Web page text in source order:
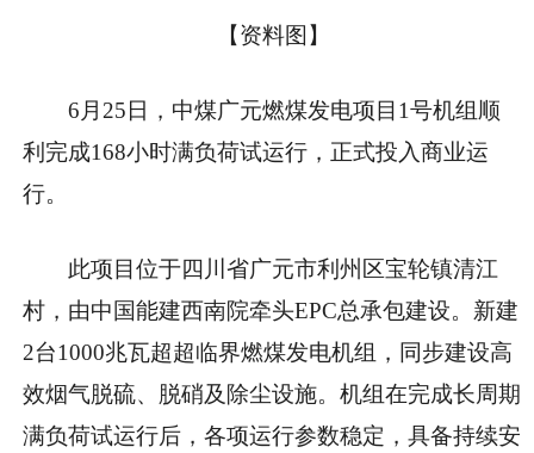
【资料图】
6月25日，中煤广元燃煤发电项目1号机组顺
利完成168小时满负荷试运行，正式投入商业运
行。
此项目位于四川省广元市利州区宝轮镇清江
村，由中国能建西南院牵头EPC总承包建设。新建
2台1000兆瓦超超临界燃煤发电机组，同步建设高
效烟气脱硫、脱硝及除尘设施。机组在完成长周期
满负荷试运行后，各项运行参数稳定，具备持续安